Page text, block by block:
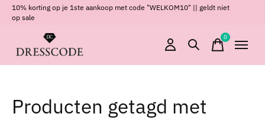
10% korting op je 1ste aankoop met code "WELKOM10" || geldt niet
op sale
0items
Producten getagd met